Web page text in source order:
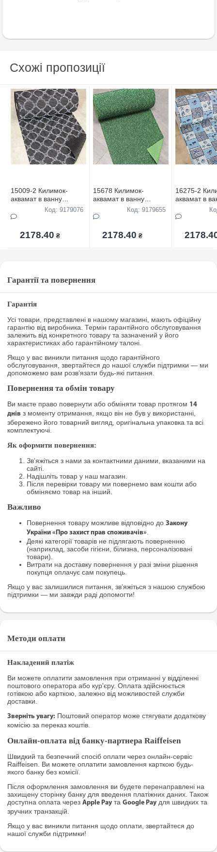
Схожі пропозиції
15009-2 Килимок-
аквамат в ванну
Код: 9179076
2178.40 ₴
15678 Килимок-
аквамат в ванну
Код: 9179655
2178.40 ₴
16275-2
аквамат в
Гарантії та повернення
Гарантія
Усі товари, представлені в нашому магазині, мають офіційну
гарантію від виробника. Термін гарантійного обслуговування
залежить від конкретного товару та зазначений у його
характеристиках або гарантійному талоні.
Якщо у вас виникли питання щодо гарантійного
обслуговування, звертайтеся до нашої служби підтримки — ми
допоможемо вам розв’язати будь-які питання.
Повернення та обмін товару
Ви маєте право повернути або обміняти товар протягом 14
днів з моменту отримання, якщо він не був у використанні,
збережено його товарний вигляд, оригінальна упаковка та всі
комплектуючі.
Як оформити повернення:
Зв’яжіться з нами за контактними даними, вказаними на
сайті.
Надішліть товар у наш магазин.
Після перевірки товару ми повернемо вам кошти або
обміняємо товар на інший.
Важливо
Повернення товару можливе відповідно до Закону
України «Про захист прав споживачів».
Деякі категорії товарів не підлягають поверненню
(наприклад, засоби гігієни, білизна, персоналізовані
товари).
Витрати на доставку повернення у разі зміни рішення
покупця оплачує сам покупець.
Якщо у вас залишилися питання, зв’яжіться з нашою службою
підтримки — ми завжди раді допомогти!
Методи оплати
Накладений платіж
Ви можете оплатити замовлення при отриманні у відділенні
поштового оператора або кур'єру. Оплата здійснюється
готівкою або карткою, залежно від можливостей служби
доставки.
Зверніть увагу: Поштовий оператор може стягувати додаткову
комісію за переказ коштів.
Онлайн-оплата від банку-партнера Raiffeisen
Швидкий та безпечний спосіб оплати через онлайн-сервіс
Raiffeisen. Ви можете оплатити замовлення карткою будь-
якого банку без комісії.
Після оформлення замовлення ви будете перенаправлені на
захищену сторінку банку для введення платіжних даних. Також
доступна оплата через Apple Pay та Google Pay для швидких та
зручних транзакцій.
Якщо у вас виникли питання щодо оплати, звертайтеся до
нашої служби підтримки!